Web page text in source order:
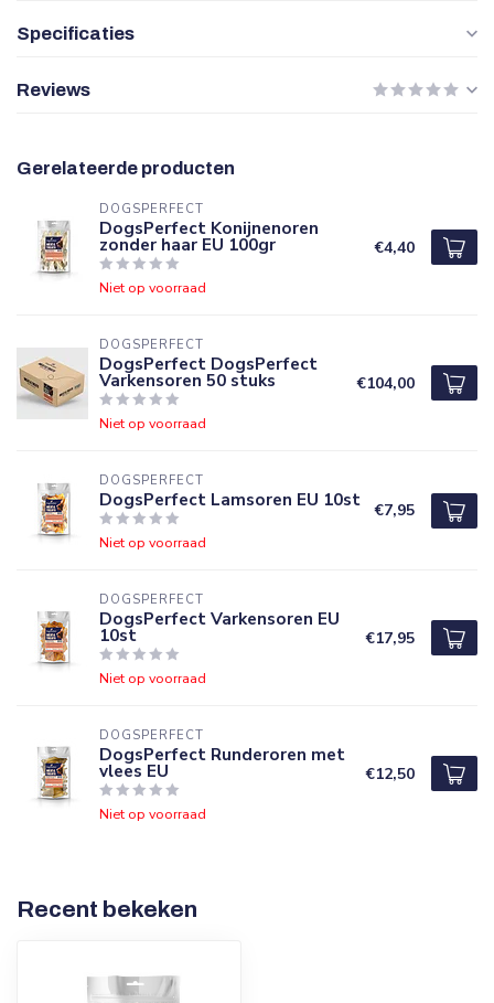
Specificaties
Reviews
Gerelateerde producten
DOGSPERFECT
DogsPerfect Konijnenoren
zonder haar EU 100gr
Niet op voorraad
€4,40
DOGSPERFECT
DogsPerfect DogsPerfect
Varkensoren 50 stuks
Niet op voorraad
€104,00
DOGSPERFECT
DogsPerfect Lamsoren EU 10st
Niet op voorraad
€7,95
DOGSPERFECT
DogsPerfect Varkensoren EU
10st
Niet op voorraad
€17,95
DOGSPERFECT
DogsPerfect Runderoren met
vlees EU
Niet op voorraad
€12,50
Recent bekeken